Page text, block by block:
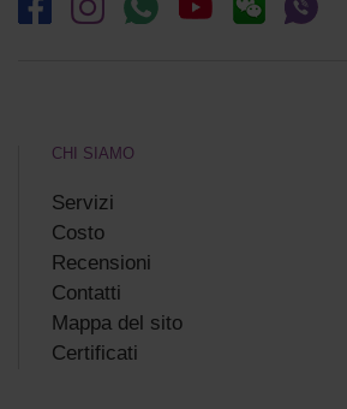
CHI SIAMO
Servizi
Costo
Recensioni
Сontatti
Mappa del sito
Certificati